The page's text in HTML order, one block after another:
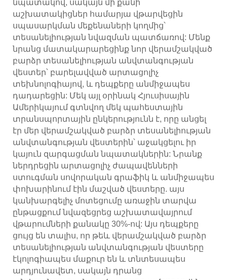
նպատակով, սակայն մի քանի
աշխատակիցներ համարյա վթարվեցին
սպասարկման մեքենաների կողմից՝
տեսանելիության նվազման պատճառով: Մենք
նրանց մատակարարեցինք նոր վերամշակված
բարձր տեսանելիության անվտանգության
վեստեր՝ բարելավված արտացոլիչ
տեխնոլոգիայով, և դեպքերը անմիջապես
դադարեցին: Մեկ այլ օրինակ Հյուսիսային
Ամերիկայում գտնվող մեկ պահեստային
տրանսպորտային ընկերությունն է, որը անցել
էր մեր վերամշակված բարձր տեսանելիության
անվտանգության վեստերին՝ աջակցելու իր
կայուն զարգացման նպատակներին: Նրանք
ներդրեցին արտացոլիչ ժապավենների
ստուգման սովորական գրաֆիկ և անմիջապես
փոխարինում էին մաշված վեստերը. այս
կանխարգելիչ մոտեցումը առաջին տարվա
ընթացքում նվազեցրեց աշխատավայրում
վթարումների քանակը 30%-ով: Այս դեպքերը
ցույց են տալիս, որ թեև վերամշակված բարձր
տեսանելիության անվտանգության վեստերը
էկոլոգիապես մաքուր են և տնտեսապես
արդյունավետ, սակայն դրանց